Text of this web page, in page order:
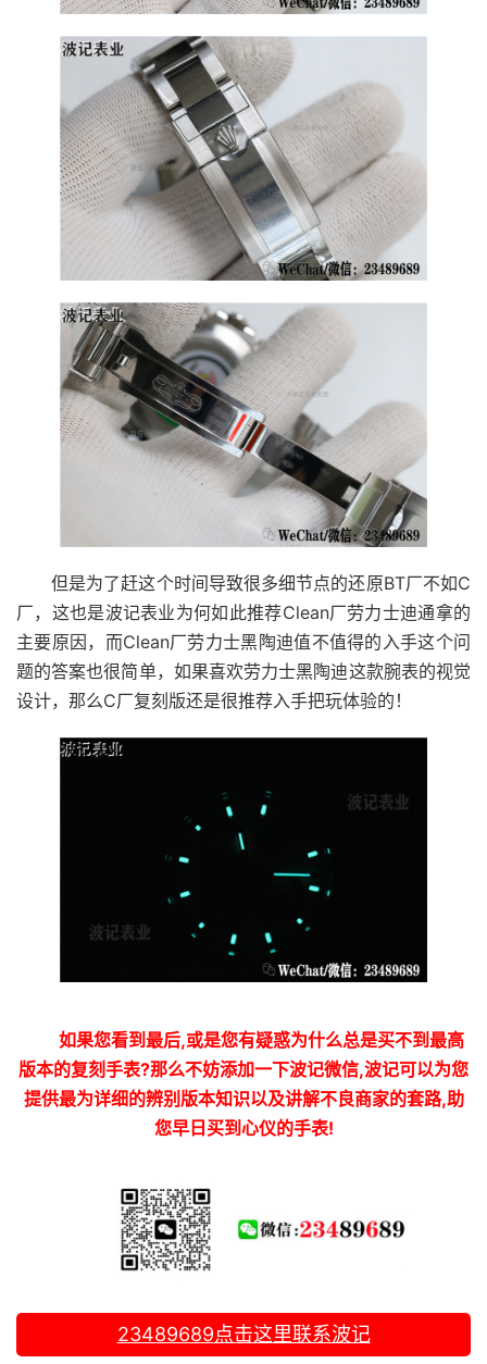
但是为了赶这个时间导致很多细节点的还原BT厂不如C
厂，这也是波记表业为何如此推荐Clean厂劳力士迪通拿的
主要原因，而Clean厂劳力士黑陶迪值不值得的入手这个问
题的答案也很简单，如果喜欢劳力士黑陶迪这款腕表的视觉
设计，那么C厂复刻版还是很推荐入手把玩体验的！
如果您看到最后,或是您有疑惑为什么总是买不到最高
版本的复刻手表?那么不妨添加一下波记微信,波记可以为您
提供最为详细的辨别版本知识以及讲解不良商家的套路,助
您早日买到心仪的手表!
23489689点击这里联系波记